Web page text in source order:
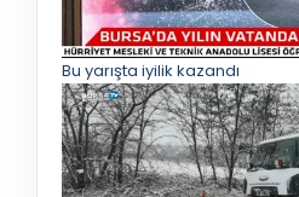
Bu yarışta iyilik kazandı